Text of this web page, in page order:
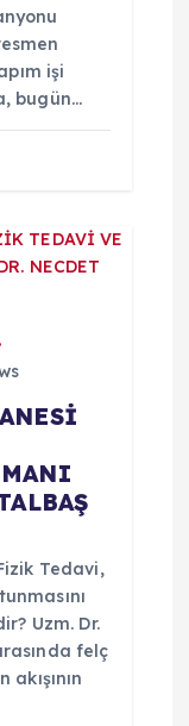
işi
bugün…
Tedavi,
Uzm. Dr.
felç